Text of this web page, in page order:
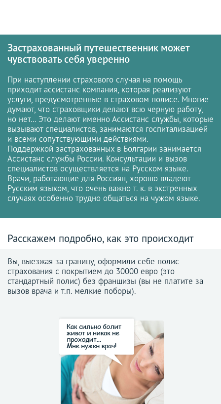
Застрахованный путешественник может
чувствовать себя уверенно
При наступлении страхового случая на помощь
приходит ассистанс компания, которая реализуют
услуги, предусмотренные в страховом полисе. Многие
думают, что страховщики делают всю черную работу,
но нет... Это делают именно Ассистанс службы, которые
вызывают специалистов, занимаются госпитализацией
и всеми сопутствующими действиями.
Поддержкой застрахованных в Болгарии занимается
Ассистанс службы России. Консультации и вызов
специалистов осуществляется на Русском языке.
Врачи, работающие для Россиян, хорошо владеют
Русским языком, что очень важно т. к. в экстренных
случаях особенно трудно общаться на чужом языке.
Расскажем подробно, как это происходит
Вы, выезжая за границу, оформили себе полис
страхования с покрытием до 30000 евро (это
стандартный полис) без франшизы (вы не платите за
вызов врача и т.п. мелкие поборы).